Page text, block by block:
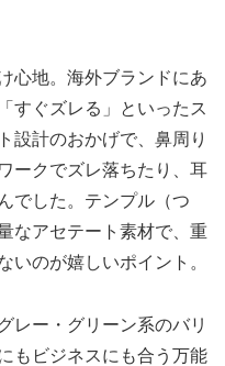
心地。海外ブランドにあ
すぐズレる」といったス
設計のおかげで、鼻周り
ークでズレ落ちたり、耳
でした。テンプル（つ
なアセテート素材で、重
いのが嬉しいポイント。
レー・グリーン系のバリ
もビジネスにも合う万能